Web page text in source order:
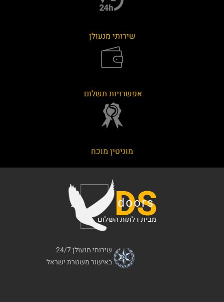
שירותי מנעולן
אפשרויות תשלום
מוניטין מוכח
שירותי מנעולן 24/7
באישור משטרת ישראל